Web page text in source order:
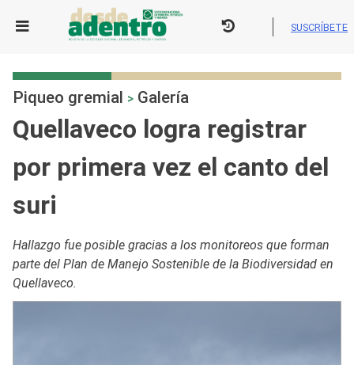
SUSCRÍBETE
Piqueo gremial > Galería
Quellaveco logra registrar
por primera vez el canto del
suri
Hallazgo fue posible gracias a los monitoreos que forman
parte del Plan de Manejo Sostenible de la Biodiversidad en
Quellaveco.